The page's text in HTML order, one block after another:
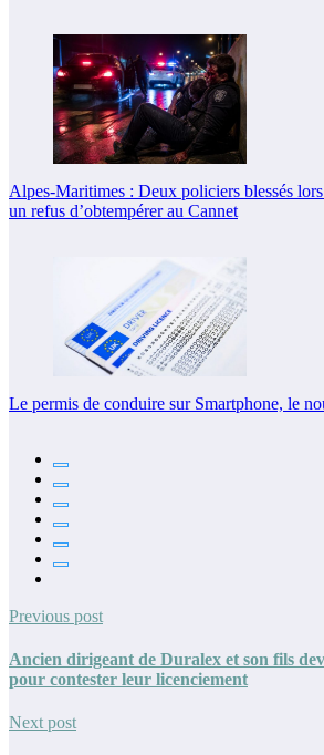
Alpes-Maritimes : Deux policiers blessés
un refus d’obtempérer au Cannet
Le permis de conduire sur Smartphone, le
Previous post
Ancien dirigeant de Duralex et son fils
pour contester leur licenciement
Next post